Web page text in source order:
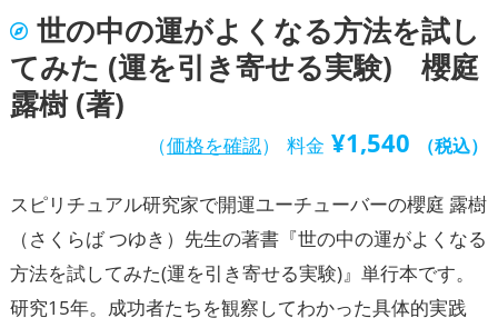
世の中の運がよくなる方法を試し
てみた (運を引き寄せる実験) 櫻庭
露樹 (著)
（価格を確認） 料金 ¥1,540 （税込）
スピリチュアル研究家で開運ユーチューバーの櫻庭 露樹
（さくらば つゆき）先生の著書『世の中の運がよくなる
方法を試してみた(運を引き寄せる実験)』単行本です。
研究15年。成功者たちを観察してわかった具体的実践